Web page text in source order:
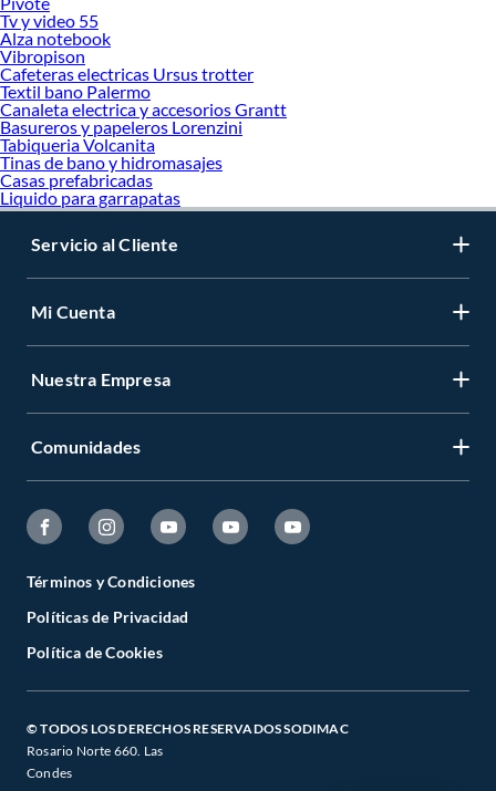
Tv y video 55
Alza notebook
Vibropison
Cafeteras electricas Ursus trotter
Textil bano Palermo
Canaleta electrica y accesorios Grantt
Basureros y papeleros Lorenzini
Tabiqueria Volcanita
Tinas de bano y hidromasajes
Casas prefabricadas
Liquido para garrapatas
Servicio al Cliente
Mi Cuenta
Nuestra Empresa
Comunidades
Términos y Condiciones
Políticas de Privacidad
Política de Cookies
© TODOS LOS DERECHOS RESERVADOS SODIMAC
Rosario Norte 660. Las
Condes